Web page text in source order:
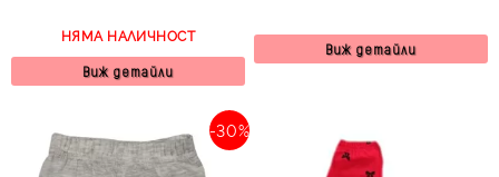
НЯМА НАЛИЧНОСТ
Виж детайли
Виж детайли
-30%